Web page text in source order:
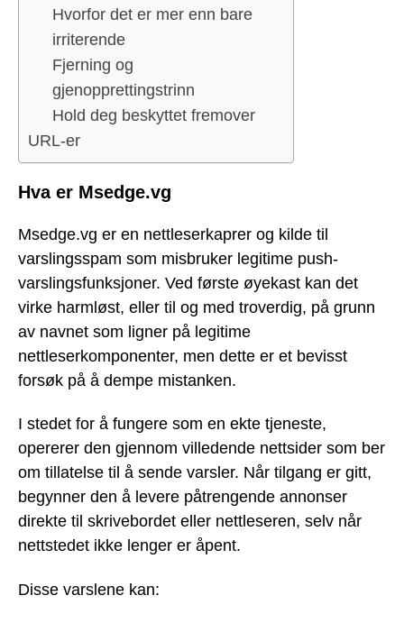
Hvorfor det er mer enn bare
irriterende
Fjerning og
gjenopprettingstrinn
Hold deg beskyttet fremover
URL-er
Hva er Msedge.vg
Msedge.vg er en nettleserkaprer og kilde til
varslingsspam som misbruker legitime push-
varslingsfunksjoner. Ved første øyekast kan det
virke harmløst, eller til og med troverdig, på grunn
av navnet som ligner på legitime
nettleserkomponenter, men dette er et bevisst
forsøk på å dempe mistanken.
I stedet for å fungere som en ekte tjeneste,
opererer den gjennom villedende nettsider som ber
om tillatelse til å sende varsler. Når tilgang er gitt,
begynner den å levere påtrengende annonser
direkte til skrivebordet eller nettleseren, selv når
nettstedet ikke lenger er åpent.
Disse varslene kan: